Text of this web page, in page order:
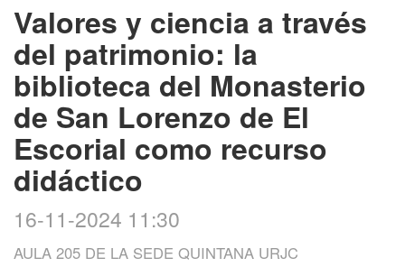
Valores y ciencia a través
del patrimonio: la
biblioteca del Monasterio
de San Lorenzo de El
Escorial como recurso
didáctico
16-11-2024 11:30
AULA 205 DE LA SEDE QUINTANA URJC